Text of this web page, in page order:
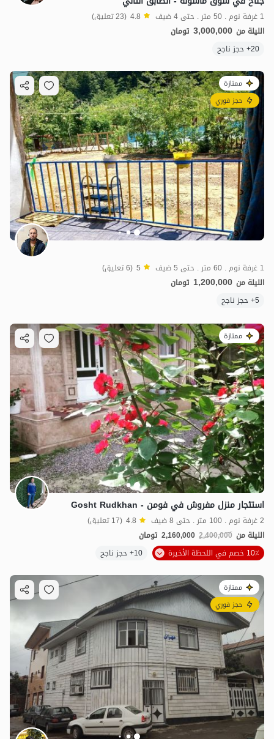
1 غرفة نوم . 50 متر . حتى 4 ضيف 4.8 (23 تعليق)
الليلة من 3,000,000 تومان
20+ حجز ناجح
ممتازة
حجز فوري
1 غرفة نوم . 60 متر . حتى 5 ضيف 5 (6 تعليق)
الليلة من 1,200,000 تومان
5+ حجز ناجح
ممتازة
استئجار منزل مفروش في فومن - Gosht Rudkhan
2 غرفة نوم . 100 متر . حتى 8 ضيف 4.8 (17 تعليق)
الليلة من 2,400,000
2,160,000 تومان
10٪ خصم في اللحظة الأخيرة
10+ حجز ناجح
ممتازة
حجز فوري